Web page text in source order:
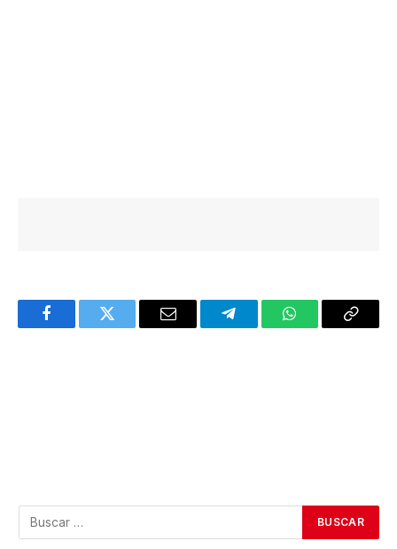
FacebookTwitter Email TelegramWhatsAppCopy